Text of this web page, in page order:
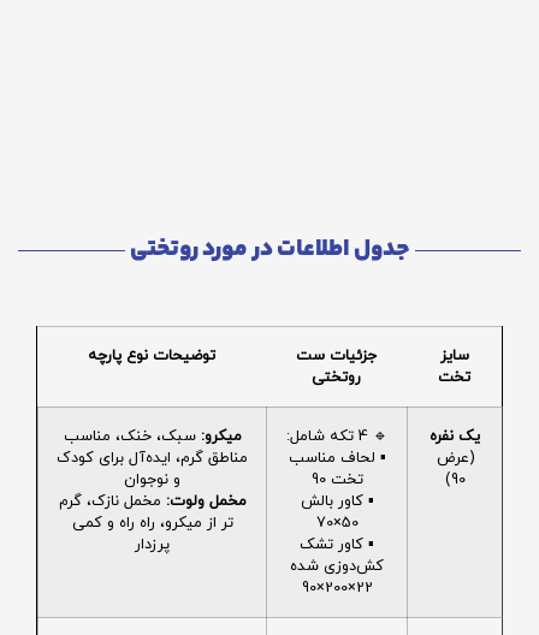
جدول اطلاعات در مورد روتختی
سایز
تخت
جزئیات ست
روتختی
توضیحات نوع پارچه
یک نفره
(عرض
90)
🔹 4 تکه شامل:
▪️ لحاف مناسب
تخت 90
▪️ کاور بالش
50×70
▪️ کاور تشک
کش‌دوزی شده
22×200×90
میکرو: سبک، خنک، مناسب
مناطق گرم، ایده‌آل برای کودک
و نوجوان
مخمل ولوت: مخمل نازک، گرم
تر از میکرو، راه راه و کمی
پرزدار